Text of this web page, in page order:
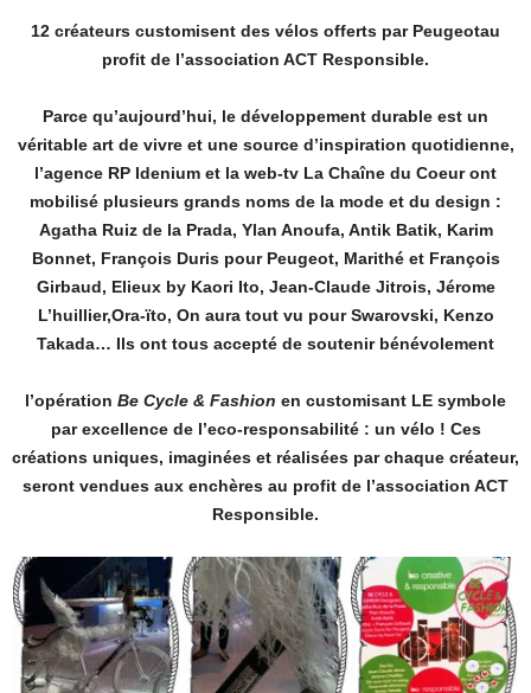
12 créateurs customisent des vélos offerts par Peugeotau
profit de l’association ACT Responsible.
Parce qu’aujourd’hui, le développement durable est un
véritable art de vivre et une source d’inspiration quotidienne,
l’agence RP Idenium et la web‐tv La Chaîne du Coeur ont
mobilisé plusieurs grands noms de la mode et du design :
Agatha Ruiz de la Prada, Ylan Anoufa, Antik Batik, Karim
Bonnet, François Duris pour Peugeot, Marithé et François
Girbaud, Elieux by Kaori Ito, Jean‐Claude Jitrois, Jérome
L’huillier,Ora‐ïto, On aura tout vu pour Swarovski, Kenzo
Takada… Ils ont tous accepté de soutenir bénévolement
l’opération Be Cycle & Fashion en customisant LE symbole
par excellence de l’eco‐responsabilité : un vélo ! Ces
créations uniques, imaginées et réalisées par chaque créateur,
seront vendues aux enchères au profit de l’association ACT
Responsible.